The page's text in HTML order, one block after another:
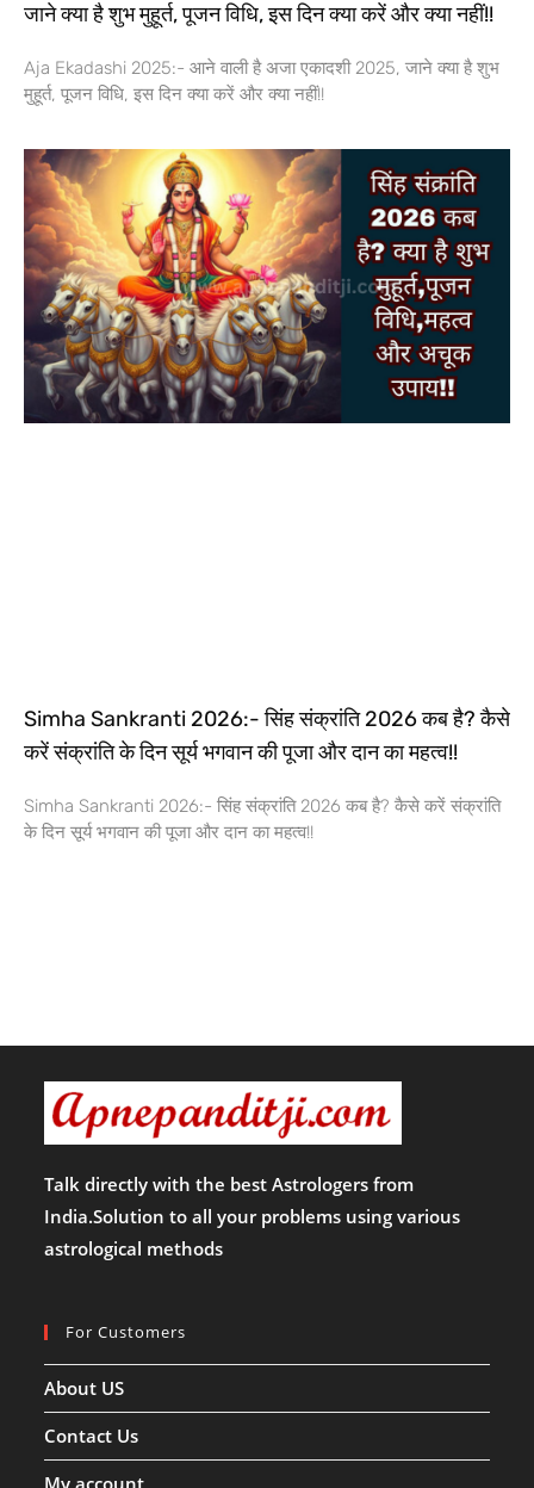
जाने क्या है शुभ मुहूर्त, पूजन विधि, इस दिन क्या करें और क्या नहीं!!
Aja Ekadashi 2025:- आने वाली है अजा एकादशी 2025, जाने क्या है शुभ
मुहूर्त, पूजन विधि, इस दिन क्या करें और क्या नहीं!!
Simha Sankranti 2026:- सिंह संक्रांति 2026 कब है? कैसे
करें संक्रांति के दिन सूर्य भगवान की पूजा और दान का महत्व!!
Simha Sankranti 2026:- सिंह संक्रांति 2026 कब है? कैसे करें संक्रांति
के दिन सूर्य भगवान की पूजा और दान का महत्व!!
Talk directly with the best Astrologers from
India.Solution to all your problems using various
astrological methods
For Customers
About US
Contact Us
My account